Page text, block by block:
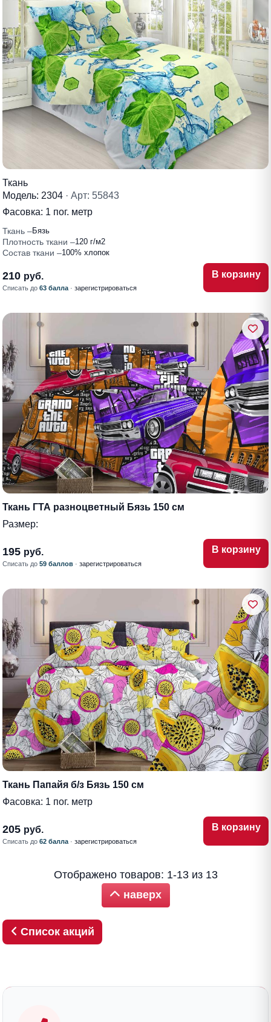
Ткань
Модель: 2304 · Арт: 55843
Фасовка: 1 пог. метр
Ткань Бязь
Плотность ткани 120 г/м2
Состав ткани 100% хлопок
210 руб.
Списать до 63 балла · зарегистрироваться
В корзину
Ткань ГТА разноцветный Бязь 150 см
Размер:
195 руб.
Списать до 59 баллов · зарегистрироваться
В корзину
Ткань Папайя б/з Бязь 150 см
Фасовка: 1 пог. метр
205 руб.
Списать до 62 балла · зарегистрироваться
В корзину
Отображено товаров: 1-13 из 13
наверх
Список акций